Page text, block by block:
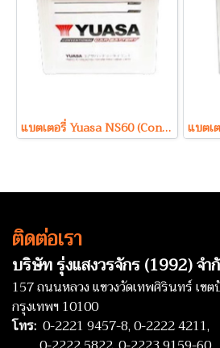
แบตเตอรี่ Yuasa NS60 (Conventional Type) 12V 45Ah
ติดต่อเรา
บริษัท รุ่งแสงวรจักร (1992) จำ
157 ถนนหลวง แขวงวัดเทพศิรินทร์ เข
กรุงเทพฯ 10100
โทร: 0-2221 9457-8,0-2222 4211,